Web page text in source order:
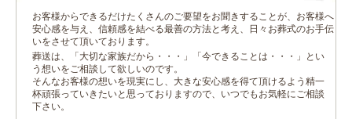
お客様からできるだけたくさんのご要望をお聞きすることが、お客様へ
安心感を与え、信頼感を結べる最善の方法と考え、日々お葬式のお手伝
いをさせて頂いております。
葬送は、「大切な家族だから・・・」「今できることは・・・」とい
う想いをご相談して欲しいのです。
そんなお客様の想いを現実にし、大きな安心感を得て頂けるよう精一
杯頑張っていきたいと思っておりますので、いつでもお気軽にご相談
下さい。